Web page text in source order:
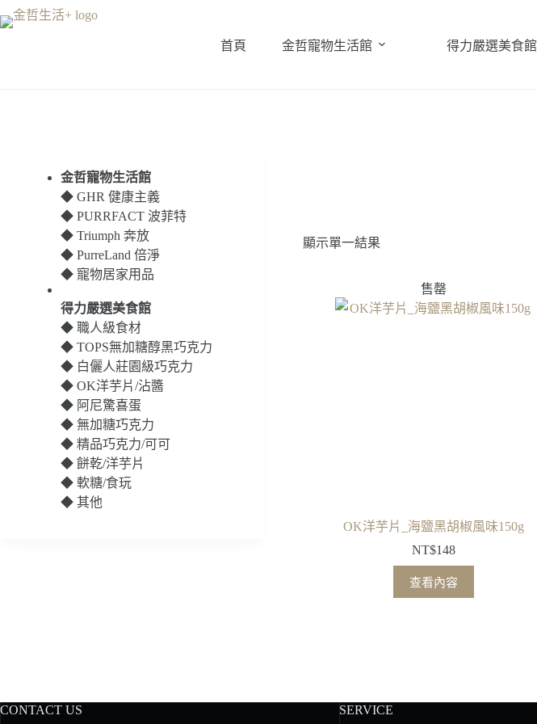
至
首頁 金哲寵物生活館 得力嚴選美食館
顯示單一結果
售罄
OK洋芋片_海鹽黑胡椒風味150g
NT$148
查看內容
金哲寵物生活館
◆ GHR 健康主義
◆ PURRFACT 波菲特
◆ Triumph 奔放
◆ PurreLand 倍淨
◆ 寵物居家用品
得力嚴選美食館
◆ 職人級食材
◆ TOPS無加糖醇黑巧克力
◆ 白儷人莊園級巧克力
◆ OK洋芋片/沾醬
◆ 阿尼驚喜蛋
◆ 無加糖巧克力
◆ 精品巧克力/可可
◆ 餅乾/洋芋片
◆ 軟糖/食玩
◆ 其他
CONTACT US SERVICE